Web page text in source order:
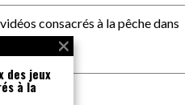
consacrés à la pêchedans
des jeux
à la